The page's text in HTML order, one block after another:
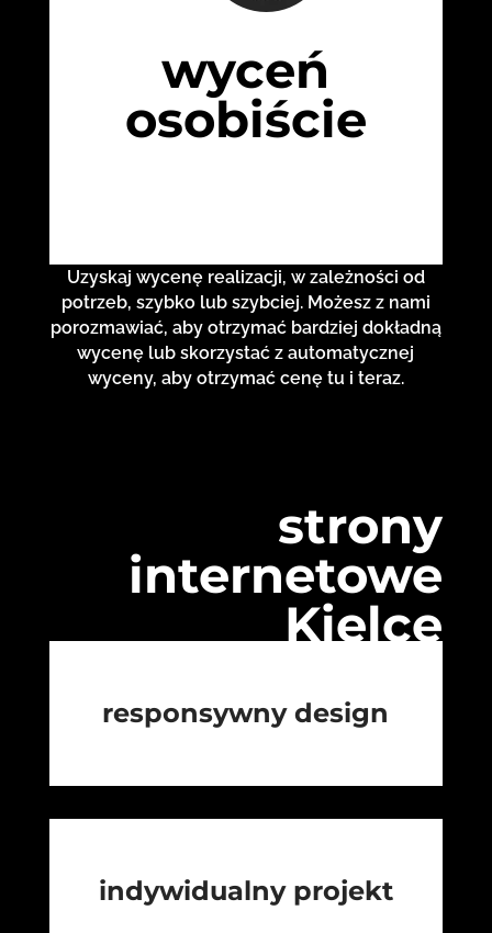
wyceń
osobiście
Uzyskaj wycenę realizacji, w zależności od
potrzeb, szybko lub szybciej. Możesz z nami
porozmawiać, aby otrzymać bardziej dokładną
wycenę lub skorzystać z automatycznej
wyceny, aby otrzymać cenę tu i teraz.
strony
internetowe
Kielce
responsywny design
indywidualny projekt